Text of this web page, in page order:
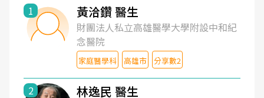
1 黃洽鑽 醫生
財團法人私立高雄醫學大學附設中和紀
念醫院
家庭醫學科 高雄市 分享數2
2 林逸民 醫生